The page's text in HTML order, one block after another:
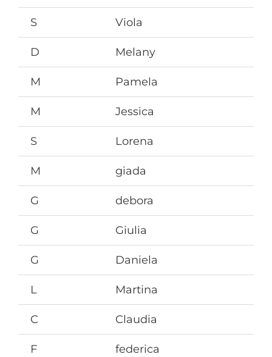
S Viola
D Melany
M Pamela
M Jessica
S Lorena
M giada
G debora
G Giulia
G Daniela
L Martina
C Claudia
F federica